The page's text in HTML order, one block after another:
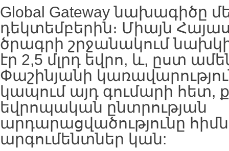
Global Gateway նախագիծը
դեկտեմբերին։ Միայն
ծրագրի շրջանակում
էր 2,5 մլրդ եվրո, և, ըստ
Փաշինյանի
կապում այդ գումարի հետ,
եվրոպական ընտրության
արդարացվածությունը
արգումենտներ կան: